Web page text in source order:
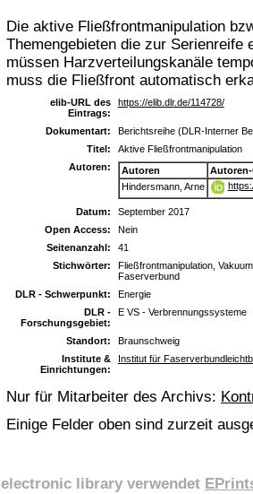
Die aktive Fließfrontmanipulation
Themengebieten die zur Serienreife
müssen Harzverteilungskanäle
muss die Fließfront automatisch
elib-URL des
Eintrags:
https://elib.dlr.de/114728/
Dokumentart:
Berichtsreihe (DLR-Interner
Titel:
Aktive Fließfrontmanipulation
Autoren:
Autoren
Autoren-
Hindersmann, Arne
Datum:
September 2017
Open Access:
Nein
Seitenanzahl:
41
Stichwörter:
Fließfrontmanipulation,
Faserverbund
DLR - Schwerpunkt:
Energie
DLR -
Forschungsgebiet:
E VS - Verbrennungssysteme
Standort:
Braunschweig
Institute &
Einrichtungen:
Institut für
Nur für Mitarbeiter des Archivs:
Einige Felder oben sind zurzeit
electronic library verwendet